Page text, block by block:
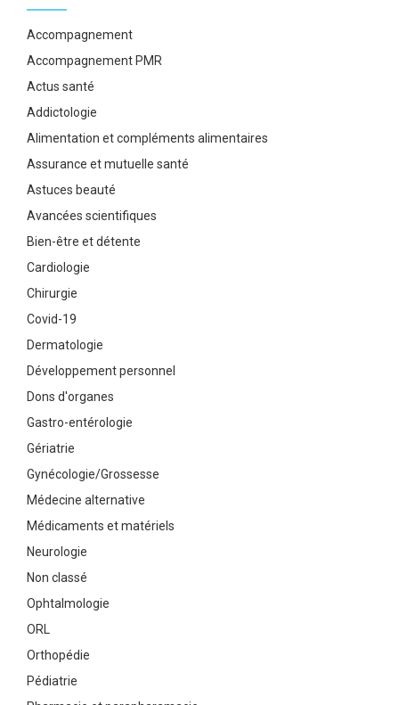
Accompagnement
Accompagnement PMR
Actus santé
Addictologie
Alimentation et compléments alimentaires
Assurance et mutuelle santé
Astuces beauté
Avancées scientifiques
Bien-être et détente
Cardiologie
Chirurgie
Covid-19
Dermatologie
Développement personnel
Dons d'organes
Gastro-entérologie
Gériatrie
Gynécologie/Grossesse
Médecine alternative
Médicaments et matériels
Neurologie
Non classé
Ophtalmologie
ORL
Orthopédie
Pédiatrie